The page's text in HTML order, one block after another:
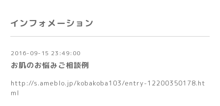
インフォメーション
2016-09-15 23:49:00
お肌のお悩みご相談例
http://s.ameblo.jp/kobakoba103/entry-12200350178.ht
ml